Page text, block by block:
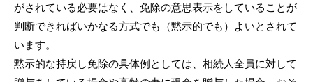
がされている必要はなく、免除の意思表示をしていることが
判断できればいかなる方式でも（黙示的でも）よいとされて
います。
黙示的な持戻し免除の具体例としては、相続人全員に対して